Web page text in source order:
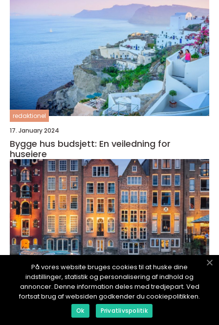
redaktionel
17. January 2024
Bygge hus budsjett: En veiledning for
huseiere
På vores website bruges cookies til at huske dine
indstillinger, statistik og personalisering af indhold og
annoncer. Denne information deles med tredjepart. Ved
fortsat brug af websiden godkender du cookiepolitikken.
Ok Privatlivspolitik